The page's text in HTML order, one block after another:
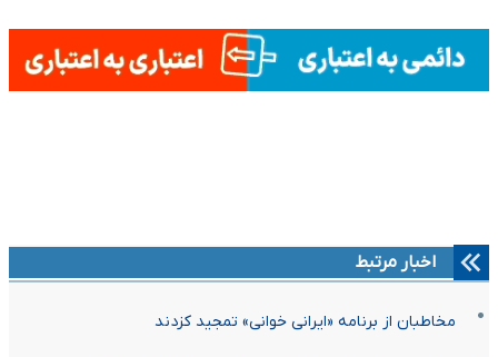
اخبار مرتبط
مخاطبان از برنامه «ایرانی خوانی» تمجید کزدند